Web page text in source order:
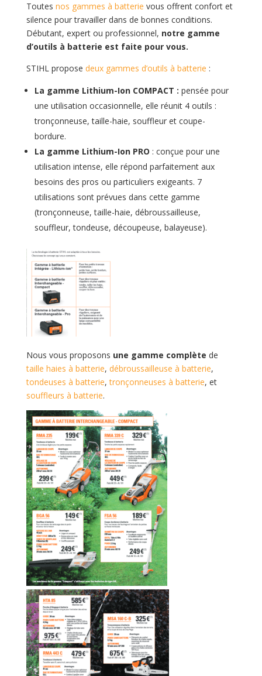
Toutes nos gammes à batterie vous offrent confort et
silence pour travailler dans de bonnes conditions.
Débutant, expert ou professionnel, notre gamme
d’outils à batterie est faite pour vous.
STIHL propose deux gammes d’outils à batterie :
La gamme Lithium-Ion COMPACT : pensée pour
une utilisation occasionnelle, elle réunit 4 outils :
tronçonneuse, taille-haie, souffleur et coupe-
bordure.
La gamme Lithium-Ion PRO : conçue pour une
utilisation intense, elle répond parfaitement aux
besoins des pros ou particuliers exigeants. 7
utilisations sont prévues dans cette gamme
(tronçonneuse, taille-haie, débroussailleuse,
souffleur, tondeuse, découpeuse, balayeuse).
Nous vous proposons une gamme complète de
taille haies à batterie, débroussailleuse à batterie,
tondeuses à batterie,tronçonneuses à batterie, et
souffleurs à batterie.